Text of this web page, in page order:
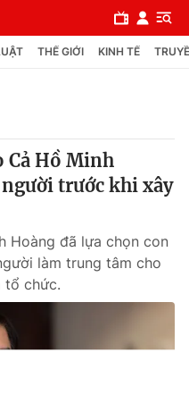
THẾ GIỚI KINH TẾ
Cả Hồ Minh
trước khi xây
Hoàng đã lựa chọn con
làm trung tâm cho
tổ chức.